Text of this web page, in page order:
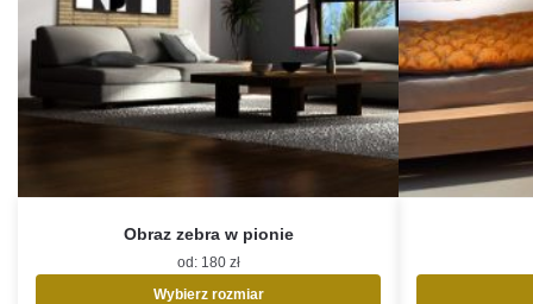
Obraz zebra w pionie
od: 180 zł
Wybierz rozmiar